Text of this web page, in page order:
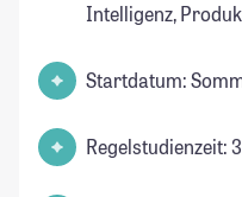
Intelligenz,
Startdatum:
Regelstudienzeit: